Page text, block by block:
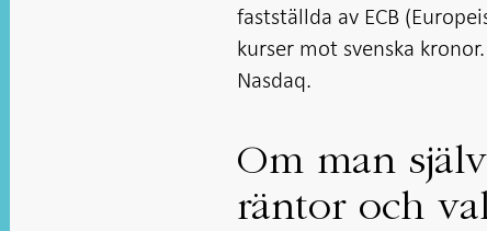
fastställda av ECB
kurser mot svenska
Nasdaq.
Om man
räntor och